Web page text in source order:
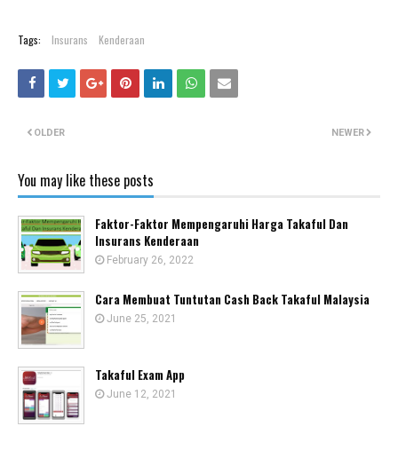
Tags: Insurans Kenderaan
NEWER
OLDER
You may like these posts
Faktor-Faktor Mempengaruhi Harga Takaful Dan
Insurans Kenderaan
February 26, 2022
Cara Membuat Tuntutan Cash Back Takaful Malaysia
June 25, 2021
Takaful Exam App
June 12, 2021